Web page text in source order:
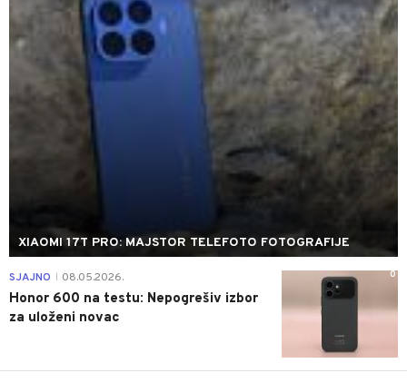
XIAOMI 17T PRO: MAJSTOR TELEFOTO FOTOGRAFIJE
0
SJAJNO 08.05.2026.
Honor 600 na testu: Nepogrešiv izbor
za uloženi novac